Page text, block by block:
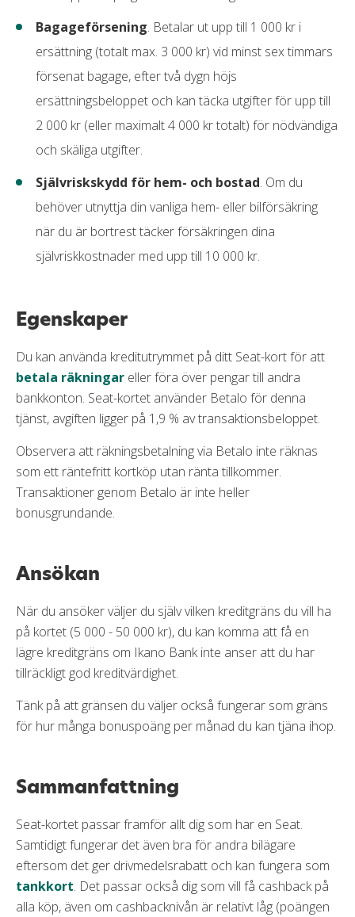
Bagageförsening. Betalar ut upp till 1 000 kr i
ersättning (totalt max. 3 000 kr) vid minst sex timmars
försenat bagage, efter två dygn höjs
ersättningsbeloppet och kan täcka utgifter för upp till
2 000 kr (eller maximalt 4 000 kr totalt) för nödvändiga
och skäliga utgifter.
Självriskskydd för hem- och bostad. Om du
behöver utnyttja din vanliga hem- eller bilförsäkring
när du är bortrest täcker försäkringen dina
självriskkostnader med upp till 10 000 kr.
Egenskaper
Du kan använda kreditutrymmet på ditt Seat-kort för att
betala räkningar eller föra över pengar till andra
bankkonton. Seat-kortet använder Betalo för denna
tjänst, avgiften ligger på 1,9 % av transaktionsbeloppet.
Observera att räkningsbetalning via Betalo inte räknas
som ett räntefritt kortköp utan ränta tillkommer.
Transaktioner genom Betalo är inte heller
bonusgrundande.
Ansökan
När du ansöker väljer du själv vilken kreditgräns du vill ha
på kortet (5 000 - 50 000 kr), du kan komma att få en
lägre kreditgräns om Ikano Bank inte anser att du har
tillräckligt god kreditvärdighet.
Tänk på att gränsen du väljer också fungerar som gräns
för hur många bonuspoäng per månad du kan tjäna ihop.
Sammanfattning
Seat-kortet passar framför allt dig som har en Seat.
Samtidigt fungerar det även bra för andra bilägare
eftersom det ger drivmedelsrabatt och kan fungera som
tankkort. Det passar också dig som vill få cashback på
alla köp, även om cashbacknivån är relativt låg (poängen